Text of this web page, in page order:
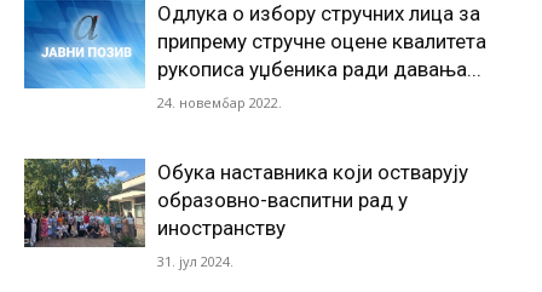
Одлука о избору стручних лица за
припрему стручне оцене квалитета
рукописа уџбеника ради давања...
24. новембар 2022.
Обука наставника који остварују
образовно-васпитни рад у
иностранству
31. јул 2024.